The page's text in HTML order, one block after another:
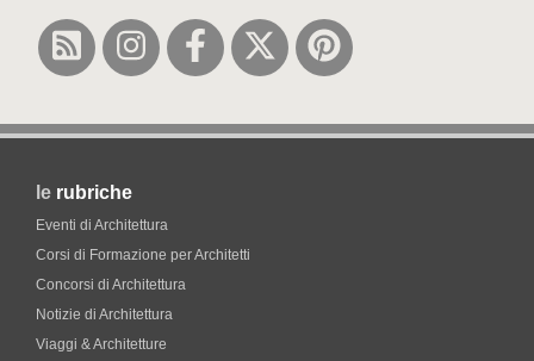
le rubriche
Eventi di Architettura
Corsi di Formazione per Architetti
Concorsi di Architettura
Notizie di Architettura
Viaggi & Architetture